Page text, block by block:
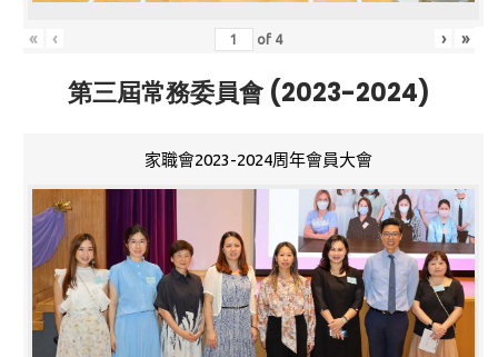
« ‹ of 4 › »
第三屆常務委員會 (2023-2024)
家職會2023-2024周年會員大會